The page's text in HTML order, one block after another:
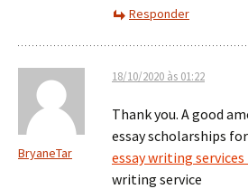
Responder
BryaneTar
18/10/2020 às 01:22
Thank you. A good
essay scholarships
essay writing services
writing service